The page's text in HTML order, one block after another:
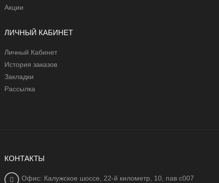
Акции
ЛИЧНЫЙ КАБИНЕТ
Личный Кабинет
История заказов
Закладки
Рассылка
КОНТАКТЫ
Офис: Калужское шоссе, 22-й километр, 10, пав с007